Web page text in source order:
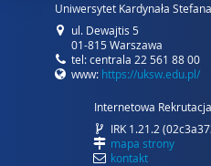
Uniwersytet Kardynała
ul. Dewajtis 5
01-815 Warszawa
tel: centrala 22 561 88 00
www: https://uksw.edu.pl/
Internetowa
IRK 1.21.2
mapa strony
kontakt